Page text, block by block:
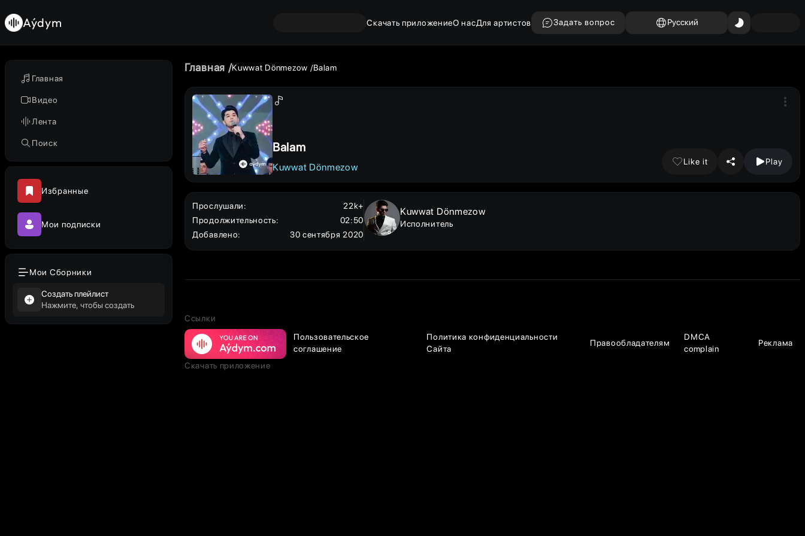
Главная
Видео
Лента
Поиск
Избранные
Мои подписки
Мои Сборники
Создать плейлист
Нажмите, чтобы создать
Aýdym Скачать приложениеО насДля артистов Задать вопрос Русский
Главная Kuwwat Dönmezow Balam
Balam
Kuwwat Dönmezow
Like it Play
Прослушали:
22k+
Продолжительность:
02:50
Добавлено: 30 сентября 2020
Kuwwat Dönmezow
Исполнитель
Ссылки
Пользовательское
соглашение
Политика конфиденциальности
Сайта
Правообладателям
DMCA
complain
Реклама
Скачать приложение